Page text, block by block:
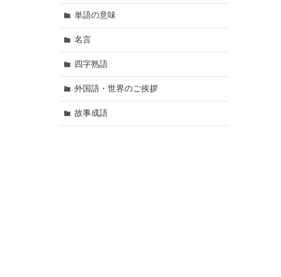
単語の意味
名言
四字熟語
外国語・世界のご挨拶
故事成語